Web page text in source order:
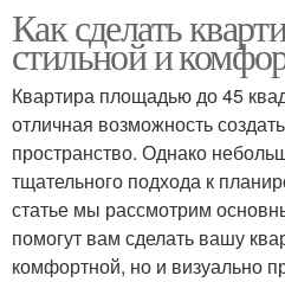
Как сделать
стильной и
Квартира площадью до 45
отличная возможность
пространство. Однако
тщательного подхода к
статье мы рассмотрим
помогут вам сделать вашу
комфортной, но и визуально